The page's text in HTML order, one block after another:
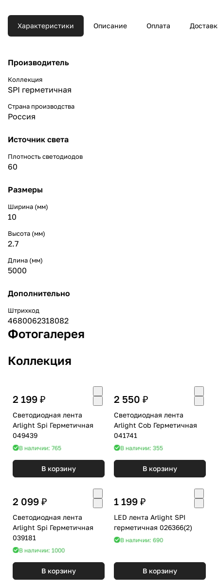
Характеристики Описание Оплата
Производитель
Коллекция
SPI герметичная
Страна производства
Россия
Источник света
Плотность светодиодов
60
Размеры
Ширина (мм)
10
Высота (мм)
2.7
Длина (мм)
5000
Дополнительно
Штрихкод
4680062318082
Фотогалерея
Коллекция
2 199 ₽
Светодиодная лента
Arlight Spi Герметичная
049439
В наличии: 765
В корзину
2 550 ₽
Светодиодная лента
Arlight Cob Герметичная
041741
В наличии: 355
В корзину
2 099 ₽
Светодиодная лента
Arlight Spi Герметичная
039181
В наличии: 1000
В корзину
1 199 ₽
LED лента Arlight SPI
герметичная 026366(2)
В наличии: 690
В корзину